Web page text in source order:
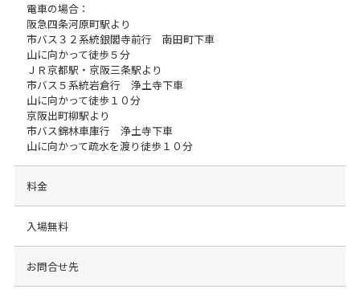
電車の場合：
阪急四条河原町駅より
市バス３２系統銀閣寺前行 南田町下車
山に向かって徒歩５分
ＪＲ京都駅・京阪三条駅より
市バス５系統岩倉行 浄土寺下車
山に向かって徒歩１０分
京阪出町柳駅より
市バス錦林車庫行 浄土寺下車
山に向かって疏水を渡り徒歩１０分
料金
入場無料
お問合せ先